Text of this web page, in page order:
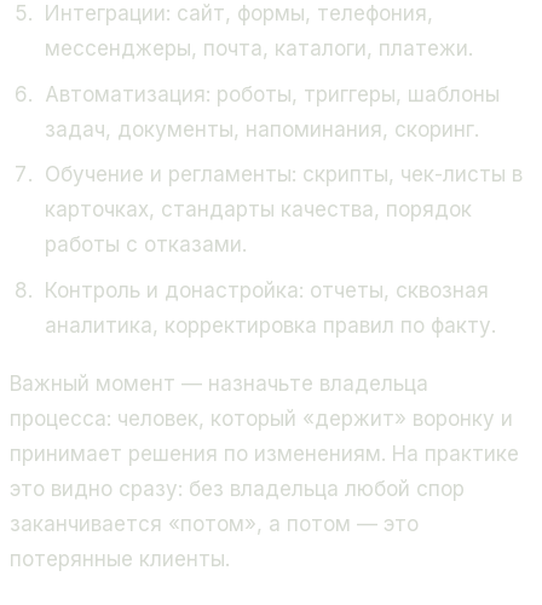
Интеграции: сайт, формы, телефония,
мессенджеры, почта, каталоги, платежи.
Автоматизация: роботы, триггеры, шаблоны
задач, документы, напоминания, скоринг.
Обучение и регламенты: скрипты, чек-листы в
карточках, стандарты качества, порядок
работы с отказами.
Контроль и донастройка: отчеты, сквозная
аналитика, корректировка правил по факту.
Важный момент — назначьте владельца
процесса: человек, который «держит» воронку и
принимает решения по изменениям. На практике
это видно сразу: без владельца любой спор
заканчивается «потом», а потом — это
потерянные клиенты.